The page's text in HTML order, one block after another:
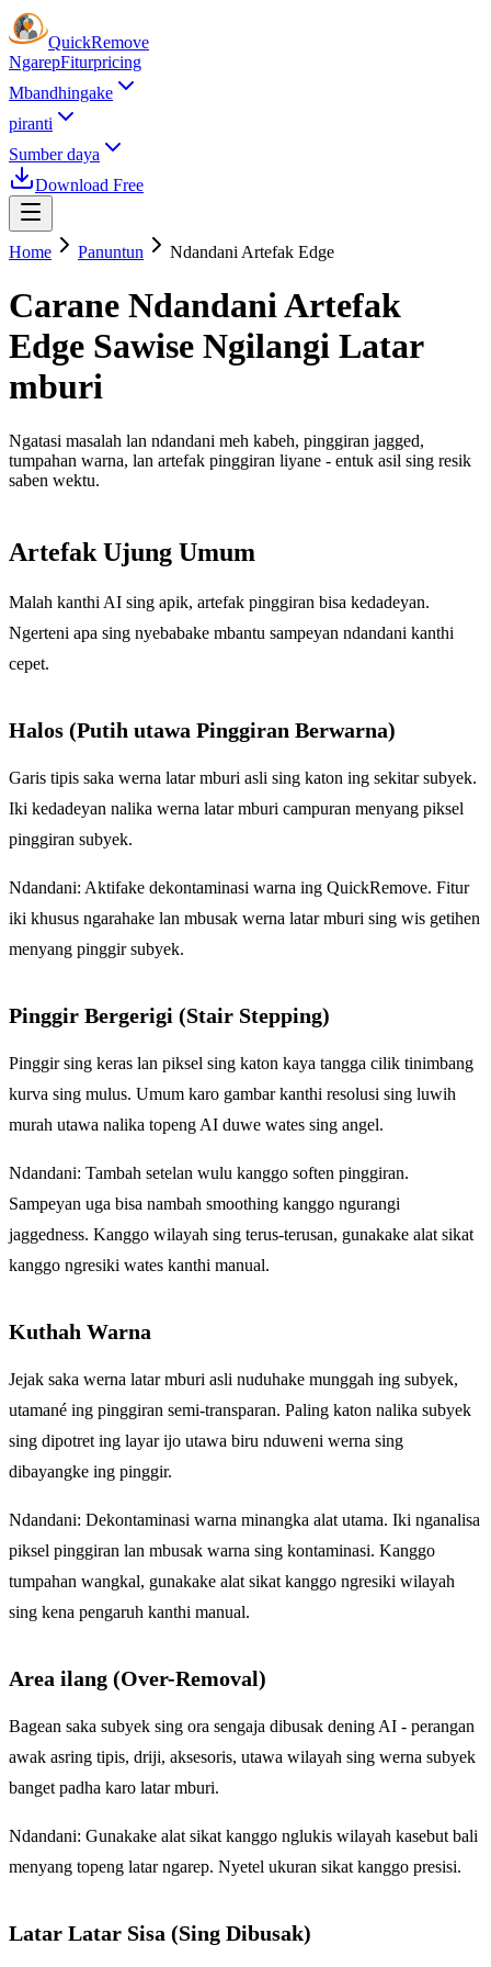
QuickRemove
NgarepFiturpricing
Mbandhingake
piranti
Sumber daya
Download Free
Home Panuntun Ndandani Artefak Edge
Carane Ndandani Artefak
Edge Sawise Ngilangi Latar
mburi
Ngatasi masalah lan ndandani meh kabeh, pinggiran jagged,
tumpahan warna, lan artefak pinggiran liyane - entuk asil sing resik
saben wektu.
Artefak Ujung Umum
Malah kanthi AI sing apik, artefak pinggiran bisa kedadeyan.
Ngerteni apa sing nyebabake mbantu sampeyan ndandani kanthi
cepet.
Halos (Putih utawa Pinggiran Berwarna)
Garis tipis saka werna latar mburi asli sing katon ing sekitar subyek.
Iki kedadeyan nalika werna latar mburi campuran menyang piksel
pinggiran subyek.
Ndandani: Aktifake dekontaminasi warna ing QuickRemove. Fitur
iki khusus ngarahake lan mbusak werna latar mburi sing wis getihen
menyang pinggir subyek.
Pinggir Bergerigi (Stair Stepping)
Pinggir sing keras lan piksel sing katon kaya tangga cilik tinimbang
kurva sing mulus. Umum karo gambar kanthi resolusi sing luwih
murah utawa nalika topeng AI duwe wates sing angel.
Ndandani: Tambah setelan wulu kanggo soften pinggiran.
Sampeyan uga bisa nambah smoothing kanggo ngurangi
jaggedness. Kanggo wilayah sing terus-terusan, gunakake alat sikat
kanggo ngresiki wates kanthi manual.
Kuthah Warna
Jejak saka werna latar mburi asli nuduhake munggah ing subyek,
utamané ing pinggiran semi-transparan. Paling katon nalika subyek
sing dipotret ing layar ijo utawa biru nduweni werna sing
dibayangke ing pinggir.
Ndandani: Dekontaminasi warna minangka alat utama. Iki nganalisa
piksel pinggiran lan mbusak warna sing kontaminasi. Kanggo
tumpahan wangkal, gunakake alat sikat kanggo ngresiki wilayah
sing kena pengaruh kanthi manual.
Area ilang (Over-Removal)
Bagean saka subyek sing ora sengaja dibusak dening AI - perangan
awak asring tipis, driji, aksesoris, utawa wilayah sing werna subyek
banget padha karo latar mburi.
Ndandani: Gunakake alat sikat kanggo nglukis wilayah kasebut bali
menyang topeng latar ngarep. Nyetel ukuran sikat kanggo presisi.
Latar Latar Sisa (Sing Dibusak)